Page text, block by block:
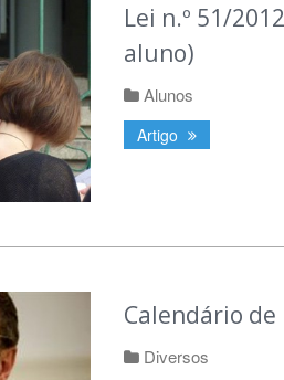
Lei n.º 51/
aluno)
Alunos
Artigo
Calendário de
Diversos